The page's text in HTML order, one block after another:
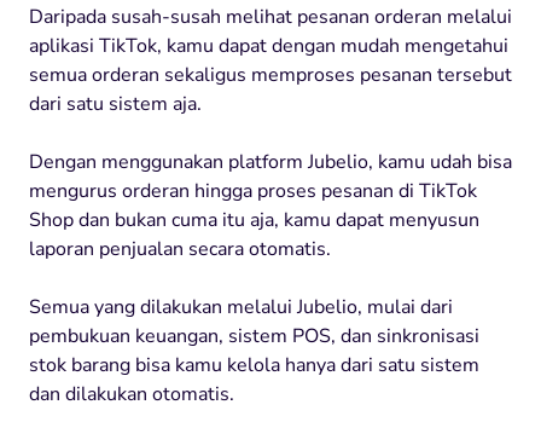
Daripada susah-susah melihat pesanan orderan melalui
aplikasi TikTok, kamu dapat dengan mudah mengetahui
semua orderan sekaligus memproses pesanan tersebut
dari satu sistem aja.
Dengan menggunakan platform Jubelio, kamu udah bisa
mengurus orderan hingga proses pesanan di TikTok
Shop dan bukan cuma itu aja, kamu dapat menyusun
laporan penjualan secara otomatis.
Semua yang dilakukan melalui Jubelio, mulai dari
pembukuan keuangan, sistem POS, dan sinkronisasi
stok barang bisa kamu kelola hanya dari satu sistem
dan dilakukan otomatis.